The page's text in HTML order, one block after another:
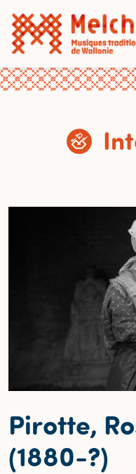
Pirotte,
(1880-?)